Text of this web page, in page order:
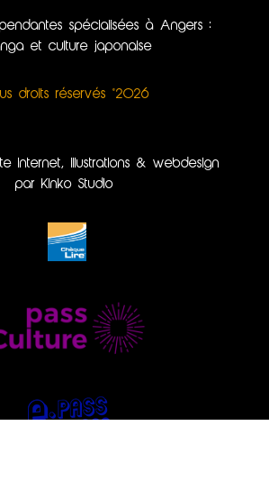
spécialisées à Angers :
et culture japonaise
droits réservés ©2026
internet, illustrations & webdesign
par Kinko Studio